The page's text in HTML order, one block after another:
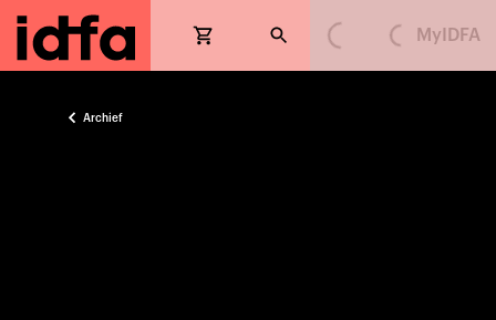
Loading... Loading...MyIDFA
Archief